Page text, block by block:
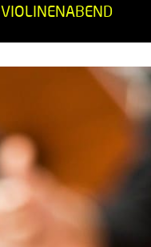
VIOLINENABEND